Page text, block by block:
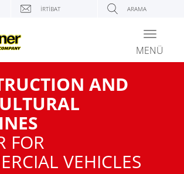
İRTIBAT ARAMA
Toggle
MENÜ
AND
FOR
VEHICLES